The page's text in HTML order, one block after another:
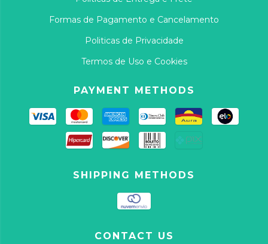
Formas de Pagamento e Cancelamento
Politicas de Privacidade
Termos de Uso e Cookies
PAYMENT METHODS
SHIPPING METHODS
CONTACT US